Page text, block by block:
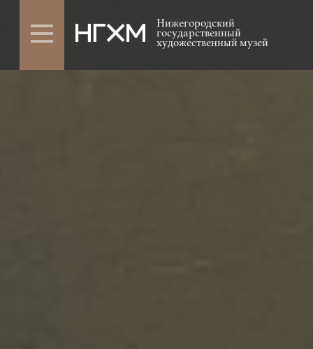
Нижегородский
государственный
художественный музей